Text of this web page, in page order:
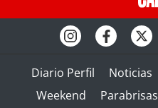
Diario Perfil Noticias
Weekend
Parabrisas